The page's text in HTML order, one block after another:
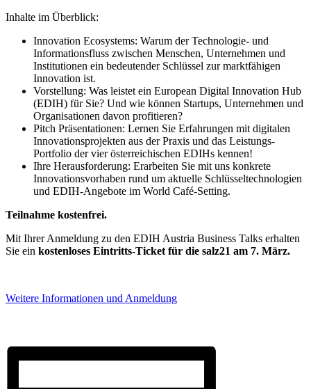
Inhalte im Überblick:
Innovation Ecosystems: Warum der Technologie- und
Informationsfluss zwischen Menschen, Unternehmen und
Institutionen ein bedeutender Schlüssel zur marktfähigen
Innovation ist.
Vorstellung: Was leistet ein European Digital Innovation Hub
(EDIH) für Sie? Und wie können Startups, Unternehmen und
Organisationen davon profitieren?
Pitch Präsentationen: Lernen Sie Erfahrungen mit digitalen
Innovationsprojekten aus der Praxis und das Leistungs-
Portfolio der vier österreichischen EDIHs kennen!
Ihre Herausforderung: Erarbeiten Sie mit uns konkrete
Innovationsvorhaben rund um aktuelle Schlüsseltechnologien
und EDIH-Angebote im World Café-Setting.
Teilnahme kostenfrei.
Mit Ihrer Anmeldung zu den EDIH Austria Business Talks erhalten
Sie ein kostenloses Eintritts-Ticket für die salz21 am 7. März.
Weitere Informationen und Anmeldung